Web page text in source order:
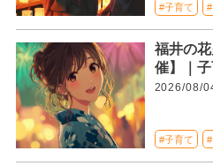
#子育て
福井の
催】｜
2026/08/
#子育て